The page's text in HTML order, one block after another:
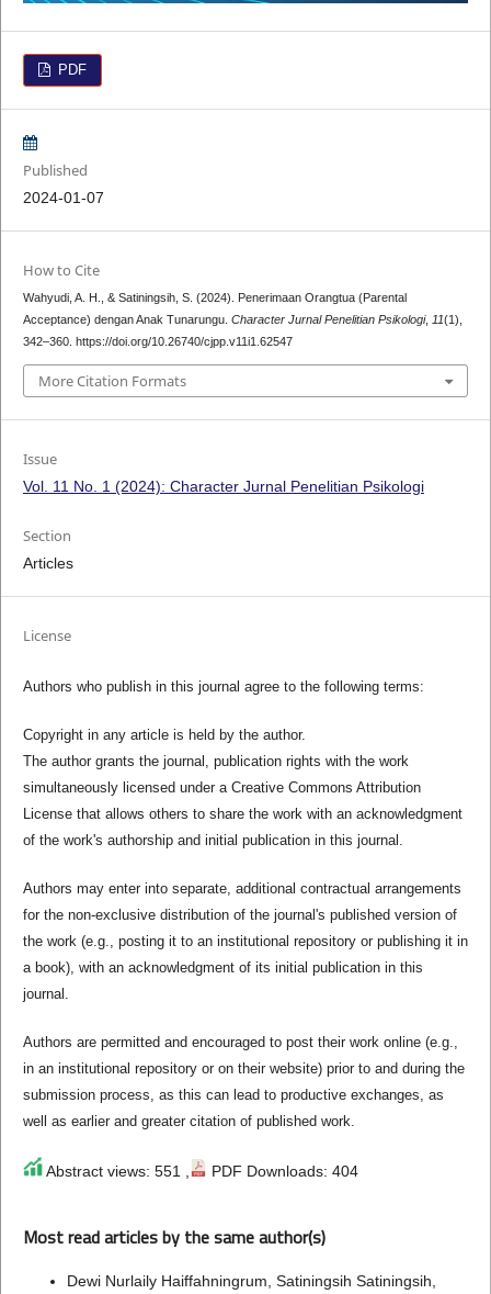
PDF
Published
2024-01-07
How to Cite
Wahyudi, A. H., & Satiningsih, S. (2024). Penerimaan Orangtua (Parental
Acceptance) dengan Anak Tunarungu. Character Jurnal Penelitian Psikologi, 11(1),
342–360. https://doi.org/10.26740/cjpp.v11i1.62547
More Citation Formats
Issue
Vol. 11 No. 1 (2024): Character Jurnal Penelitian Psikologi
Section
Articles
License
Authors who publish in this journal agree to the following terms:
Copyright in any article is held by the author.
The author grants the journal, publication rights with the work
simultaneously licensed under a Creative Commons Attribution
License that allows others to share the work with an acknowledgment
of the work's authorship and initial publication in this journal.
Authors may enter into separate, additional contractual arrangements
for the non-exclusive distribution of the journal's published version of
the work (e.g., posting it to an institutional repository or publishing it in
a book), with an acknowledgment of its initial publication in this
journal.
Authors are permitted and encouraged to post their work online (e.g.,
in an institutional repository or on their website) prior to and during the
submission process, as this can lead to productive exchanges, as
well as earlier and greater citation of published work.
Abstract views: 551 , PDF Downloads: 404
Most read articles by the same author(s)
Dewi Nurlaily Haiffahningrum, Satiningsih Satiningsih,